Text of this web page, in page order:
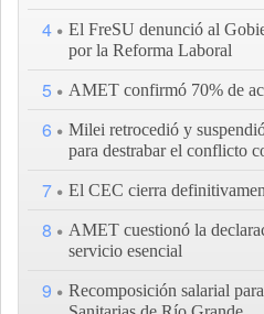
4
El FreSU denunció al
por la Reforma Laboral
5 AMET confirmó 70% de
6
Milei retrocedió y
para destrabar el conflicto
7 El CEC cierra
8
AMET cuestionó la
servicio esencial
9
Recomposición salarial